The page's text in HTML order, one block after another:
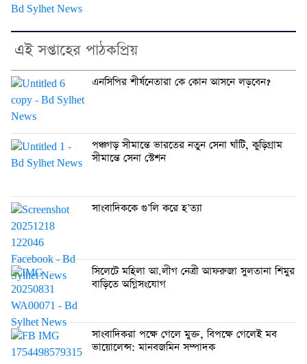
এই সপ্তাহের পাঠকপ্রিয়
এনসিপির শীর্ষনেতারা কে কোন আসনে লড়বেন?
পঞ্চগড় সীমান্তে ভারতের নতুন সেনা ঘাঁটি, কুড়িগ্রাম
সীমান্তে সেনা স্টেশন
সাংবাদিককে গু’লি করে হ’ত্যা
সিলেটে মহিলা আ.লীগ নেত্রী আফরুজা সুলতানা শিমুর
বাড়িতে অগ্নিসংযোগ
সাংবাদিকরা পক্ষে গেলে মুক্ত, বিপক্ষে গেলেই মব
ভায়োলেন্স: মানবজমিন সম্পাদক